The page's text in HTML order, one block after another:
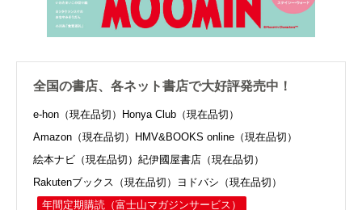
全国の書店、各ネット書店で大好評発売中！
e-hon（現在品切）
Honya Club（現在品切）
Amazon（現在品切）
HMV&BOOKS online（現在品切）
絵本ナビ（現在品切） 紀伊國屋書店（現在品切）
Rakutenブックス（現在品切）
ヨドバシ（現在品切）
年間定期購読 （富士山マガジンサービス）